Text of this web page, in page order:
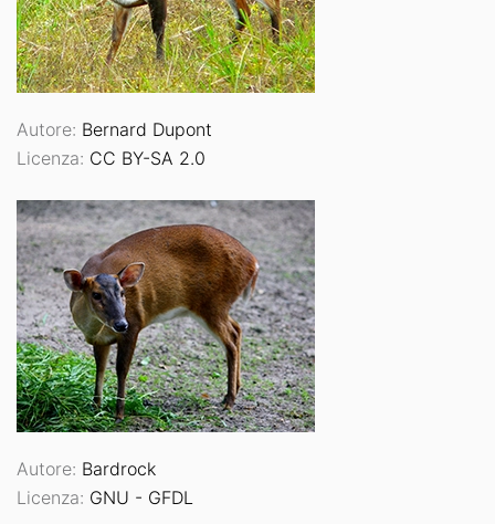
Autore: Bernard Dupont
Licenza: CC BY-SA 2.0
Autore: Bardrock
Licenza: GNU - GFDL